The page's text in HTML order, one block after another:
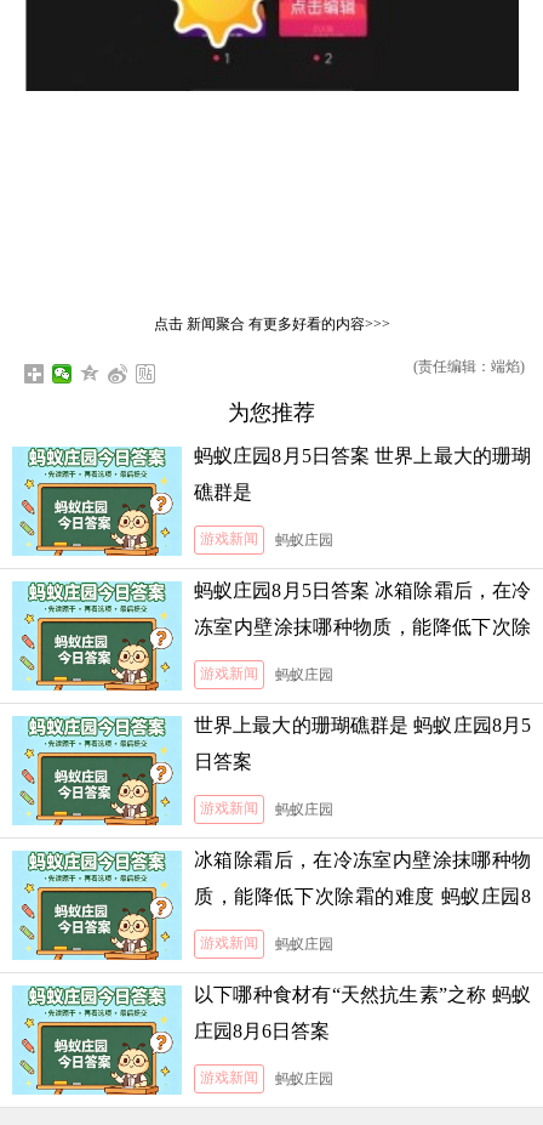
点击 新闻聚合有更多好看的内容>>>
(责任编辑：端焰)
为您推荐
蚂蚁庄园8月5日答案 世界上最大的珊瑚
礁群是
游戏新闻 蚂蚁庄园
蚂蚁庄园8月5日答案 冰箱除霜后，在冷
冻室内壁涂抹哪种物质，能降低下次除
霜的难度
游戏新闻 蚂蚁庄园
世界上最大的珊瑚礁群是 蚂蚁庄园8月5
日答案
游戏新闻 蚂蚁庄园
冰箱除霜后，在冷冻室内壁涂抹哪种物
质，能降低下次除霜的难度 蚂蚁庄园8
月5日答案
游戏新闻 蚂蚁庄园
以下哪种食材有“天然抗生素”之称 蚂蚁
庄园8月6日答案
游戏新闻 蚂蚁庄园